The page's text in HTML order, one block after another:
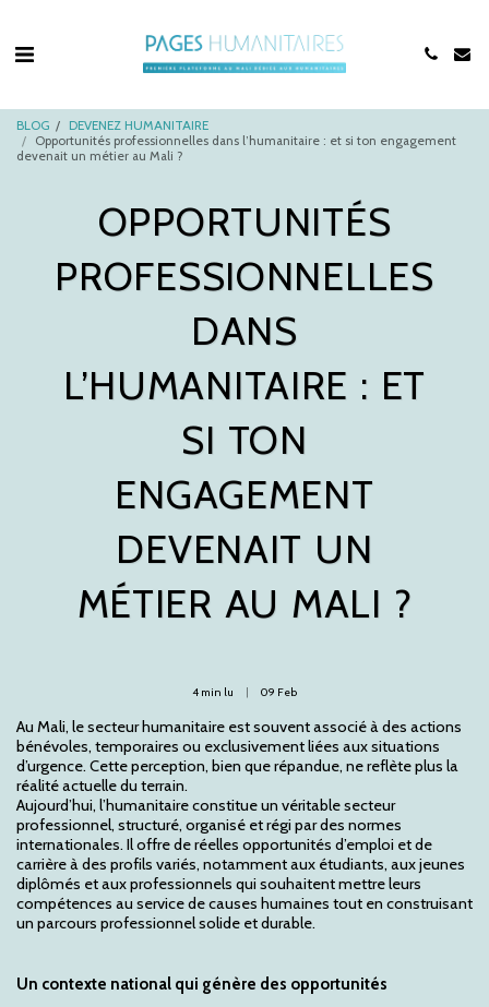
BLOG
DEVENEZ HUMANITAIRE
Opportunités professionnelles dans l’humanitaire : et si ton engagement
devenait un métier au Mali ?
OPPORTUNITÉS
PROFESSIONNELLES
DANS
L’HUMANITAIRE : ET
SI TON
ENGAGEMENT
DEVENAIT UN
MÉTIER AU MALI ?
4 min lu 09 Feb
Au Mali, le secteur humanitaire est souvent associé à des actions
bénévoles, temporaires ou exclusivement liées aux situations
d’urgence. Cette perception, bien que répandue, ne reflète plus la
réalité actuelle du terrain.
Aujourd’hui, l’humanitaire constitue un véritable secteur
professionnel, structuré, organisé et régi par des normes
internationales. Il offre de réelles opportunités d’emploi et de
carrière à des profils variés, notamment aux étudiants, aux jeunes
diplômés et aux professionnels qui souhaitent mettre leurs
compétences au service de causes humaines tout en construisant
un parcours professionnel solide et durable.
Un contexte national qui génère des opportunités